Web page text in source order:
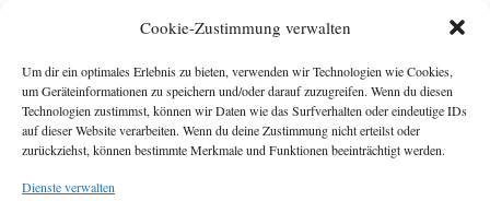
Cookie-Zustimmung verwalten
Um dir ein optimales Erlebnis zu bieten, verwenden wir Technologien wie Cookies,
um Geräteinformationen zu speichern und/oder darauf zuzugreifen. Wenn du diesen
Technologien zustimmst, können wir Daten wie das Surfverhalten oder eindeutige IDs
auf dieser Website verarbeiten. Wenn du deine Zustimmung nicht erteilst oder
zurückziehst, können bestimmte Merkmale und Funktionen beeinträchtigt werden.
Dienste verwalten
Impressum
Michael Baden,